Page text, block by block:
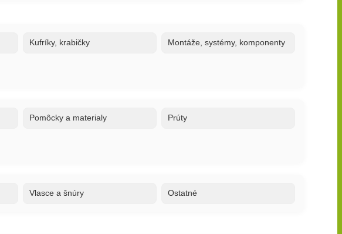
Kufríky, krabičky Montáže, systémy, komponenty
Pomôcky a materialy Prúty
Vlasce a šnúry Ostatné